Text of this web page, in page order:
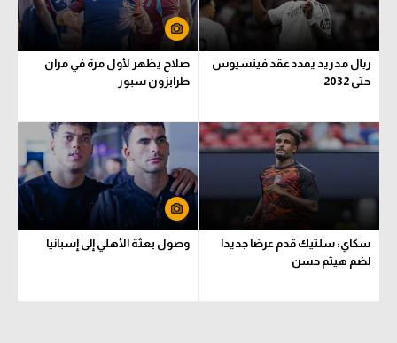
ريال مدريد يمدد عقد فينسيوس
حتى 2032
صلاح يظهر لأول مرة في مران
طرابزون سبور
سكاي: سلتيك قدم عرضا جديدا
لضم هيثم حسن
وصول بعثة الأهلي إلى إسبانيا